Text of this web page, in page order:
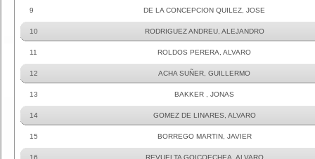
9 DE LA CONCEPCION QUILEZ, JOSE
10 RODRIGUEZ ANDREU, ALEJANDRO
11 ROLDOS PERERA, ALVARO
12 ACHA SUÑER, GUILLERMO
13 BAKKER , JONAS
14 GOMEZ DE LINARES, ALVARO
15 BORREGO MARTIN, JAVIER
16 REVUELTA GOICOECHEA, ALVARO